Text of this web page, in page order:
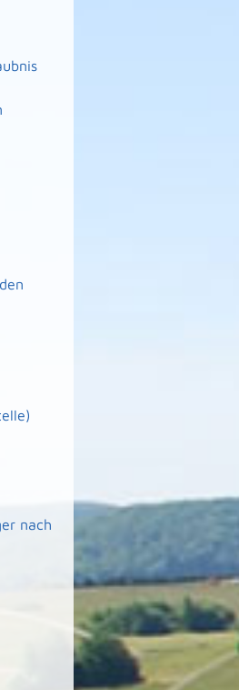
nach